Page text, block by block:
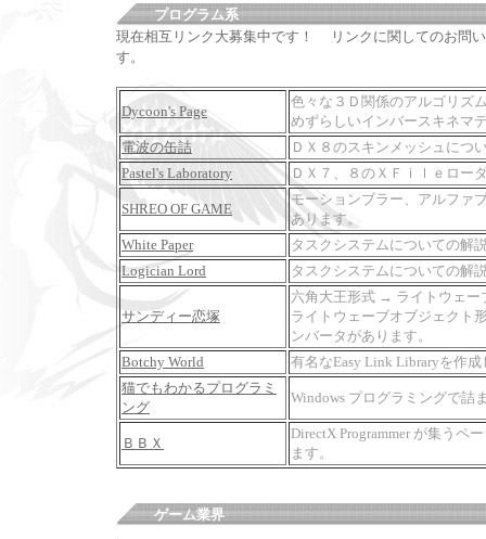
プログラム系
現在相互リンク大募集中です！ リンクに関してのお問
す。
Dycoon's Page
色々な３Ｄ関係のアルゴリズ
めずらしいインバースキネマ
電波の缶詰
ＤＸ８のスキンメッシュにつ
Pastel's Laboratory
ＤＸ７、８のＸＦｉｌｅロー
SHREO OF GAME
モーションブラー、アルファ
あります。
White Paper
タスクシステムについての解
Logician Lord
タスクシステムについての解
サンディー恋塚
六角大王形式 → ライトウェー
ライトウェーブオブジェクト
ンバータがあります。
Botchy World
有名なEasy Link Libraryを作
猫でもわかるプログラミ
ング
Windows プログラミングで詰
ＢＢＸ
DirectX Programmer が集うペ
ます。
ゲーム業界